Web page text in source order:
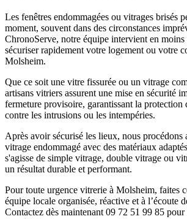
Les fenêtres endommagées ou vitrages brisés
moment, souvent dans des circonstances
ChronoServe, notre équipe intervient en
sécuriser rapidement votre logement ou votre
Molsheim.
Que ce soit une vitre fissurée ou un vitrage
artisans vitriers assurent une mise en sécurité
fermeture provisoire, garantissant la protection
contre les intrusions ou les intempéries.
Après avoir sécurisé les lieux, nous procédons
vitrage endommagé avec des matériaux
s'agisse de simple vitrage, double vitrage ou
un résultat durable et performant.
Pour toute urgence vitrerie à Molsheim, faites
équipe locale organisée, réactive et à l’écoute
Contactez dès maintenant 09 72 51 99 85